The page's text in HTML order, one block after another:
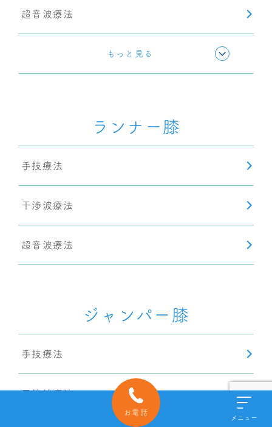
お電話
メニュー
超音波療法
ショックウェーブ(衝撃波療法)
もっと見る
ランナー膝
手技療法
干渉波療法
超音波療法
ジャンパー膝
手技療法
干渉波療法